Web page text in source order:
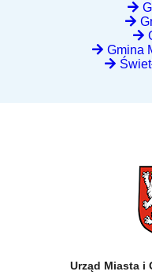
Gmina
Urząd Miasta i